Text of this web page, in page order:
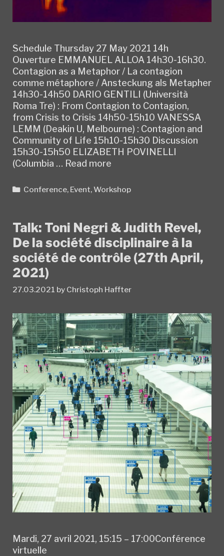
Schedule Thursday 27 May 2021 14h
Ouverture EMMANUEL ALLOA 14h30-16h30.
Contagion as a Metaphor / La contagion
comme métaphore / Ansteckung als Metapher
14h30-14h50 DARIO GENTILI (Università
Roma Tre) : From Contagion to Contagion,
from Crisis to Crisis 14h50-15h10 VANESSA
LEMM (Deakin U, Melbourne) : Contagion and
Community of Life 15h10-15h30 Discussion
15h30-15h50 ELIZABETH POVINELLI
(Columbia … Read more
&
(27th-
28th
May,
2021)
Categories
Conference, Event,Workshop
Talk: Toni Negri & Judith Revel,
De la société disciplinaire à la
société de contrôle (27th April,
2021)
27.03.2021 by Christoph Haffter
Mardi, 27 avril 2021, 15:15 – 17:00Conférence
virtuelle